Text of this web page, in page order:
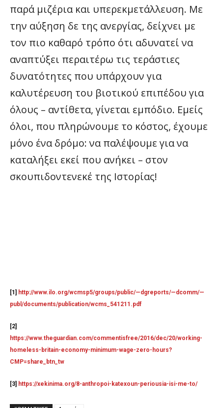
παρά μιζέρια και υπερεκμετάλλευση. Με
την αύξηση δε της ανεργίας, δείχνει με
τον πιο καθαρό τρόπο ότι αδυνατεί να
αναπτύξει περαιτέρω τις τεράστιες
δυνατότητες που υπάρχουν για
καλυτέρευση του βιοτικού επιπέδου για
όλους – αντίθετα, γίνεται εμπόδιο. Εμείς
όλοι, που πληρώνουμε το κόστος, έχουμε
μόνο ένα δρόμο: να παλέψουμε για να
καταλήξει εκεί που ανήκει – στον
σκουπιδοντενεκέ της Ιστορίας!
[1] http://www.ilo.org/wcmsp5/groups/public/—dgreports/—dcomm/—
publ/documents/publication/wcms_541211.pdf
[2]
https://www.theguardian.com/commentisfree/2016/dec/20/working-
homeless-britain-economy-minimum-wage-zero-hours?
CMP=share_btn_tw
[3] https://xekinima.org/8-anthropoi-katexoun-periousia-isi-me-to/